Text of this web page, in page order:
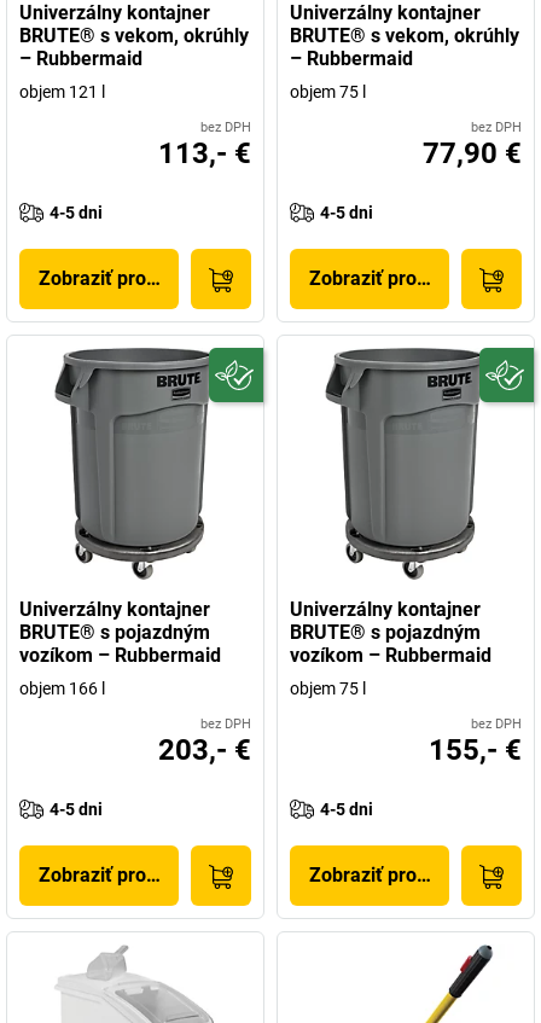
Univerzálny kontajner
BRUTE® s vekom, okrúhly
– Rubbermaid
objem 121 l
bez DPH
113,- €
4-5 dni
Zobraziť produkt
Univerzálny kontajner
BRUTE® s vekom, okrúhly
– Rubbermaid
objem 75 l
bez DPH
77,90 €
4-5 dni
Zobraziť produkt
Univerzálny kontajner
BRUTE® s pojazdným
vozíkom – Rubbermaid
objem 166 l
bez DPH
203,- €
4-5 dni
Zobraziť produkt
Univerzálny kontajner
BRUTE® s pojazdným
vozíkom – Rubbermaid
objem 75 l
bez DPH
155,- €
4-5 dni
Zobraziť produkt